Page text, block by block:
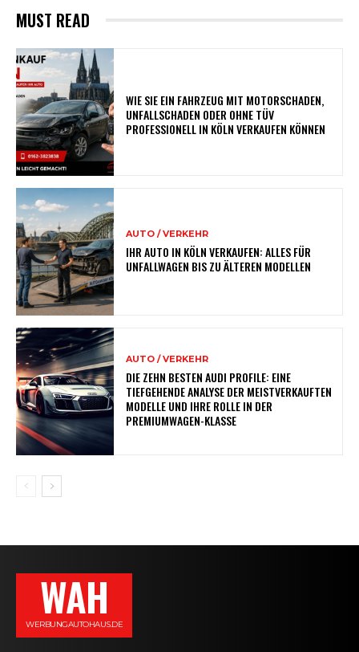
MUST READ
WIE SIE EIN FAHRZEUG MIT MOTORSCHADEN,
UNFALLSCHADEN ODER OHNE TÜV
PROFESSIONELL IN KÖLN VERKAUFEN KÖNNEN
AUTO / VERKEHR
IHR AUTO IN KÖLN VERKAUFEN: ALLES FÜR
UNFALLWAGEN BIS ZU ÄLTEREN MODELLEN
AUTO / VERKEHR
DIE ZEHN BESTEN AUDI PROFILE: EINE
TIEFGEHENDE ANALYSE DER MEISTVERKAUFTEN
MODELLE UND IHRE ROLLE IN DER
PREMIUMWAGEN-KLASSE
WAH
WERBUNGAUTOHAUS.DE